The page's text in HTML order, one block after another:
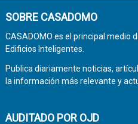
SOBRE CASADOMO
CASADOMO es el principal medio
Edificios Inteligentes.
Publica diariamente noticias,
la información más relevante y
AUDITADO POR OJD